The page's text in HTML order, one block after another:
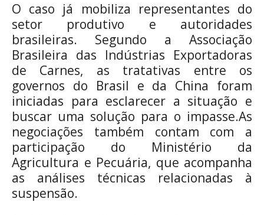
O caso já mobiliza representantes do
setor produtivo e autoridades
brasileiras. Segundo a Associação
Brasileira das Indústrias Exportadoras
de Carnes, as tratativas entre os
governos do Brasil e da China foram
iniciadas para esclarecer a situação e
buscar uma solução para o impasse.As
negociações também contam com a
participação do Ministério da
Agricultura e Pecuária, que acompanha
as análises técnicas relacionadas à
suspensão.